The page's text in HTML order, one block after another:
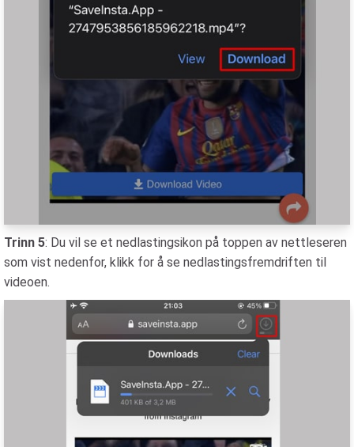
Trinn 5: Du vil se et nedlastingsikon på toppen av nettleseren
som vist nedenfor, klikk for å se nedlastingsfremdriften til
videoen.